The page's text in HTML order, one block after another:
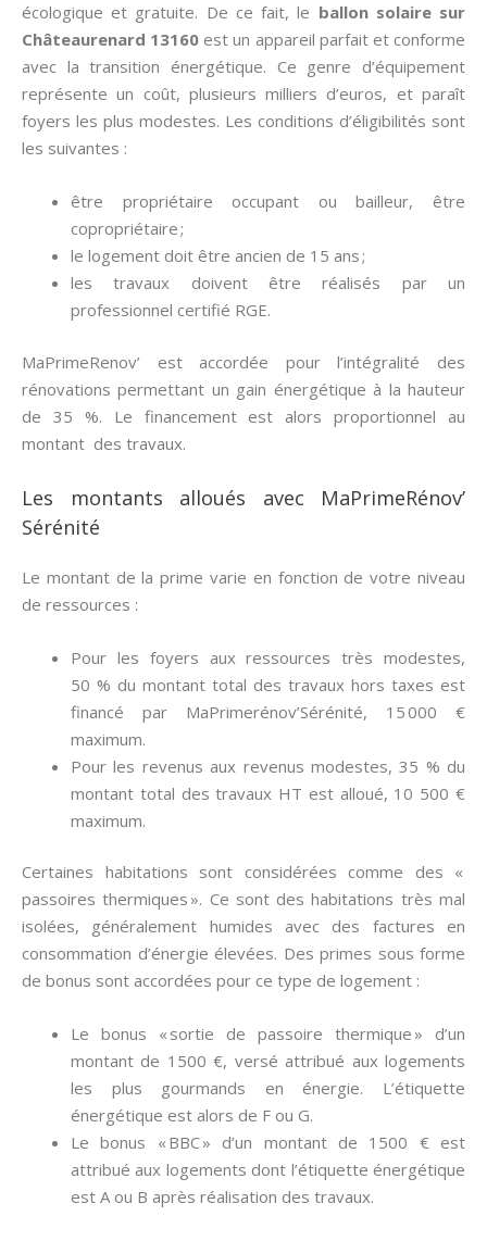
écologique et gratuite. De ce fait, le ballon solaire sur
Châteaurenard 13160 est un appareil parfait et conforme
avec la transition énergétique. Ce genre d’équipement
représente un coût, plusieurs milliers d’euros, et paraît
foyers les plus modestes. Les conditions d’éligibilités sont
les suivantes :
être propriétaire occupant ou bailleur, être
copropriétaire ;
le logement doit être ancien de 15 ans ;
les travaux doivent être réalisés par un
professionnel certifié RGE.
MaPrimeRenov’ est accordée pour l’intégralité des
rénovations permettant un gain énergétique à la hauteur
de 35 %. Le financement est alors proportionnel au
montant des travaux.
Les montants alloués avec MaPrimeRénov’
Sérénité
Le montant de la prime varie en fonction de votre niveau
de ressources :
Pour les foyers aux ressources très modestes,
50 % du montant total des travaux hors taxes est
financé par MaPrimerénov’Sérénité, 15 000 €
maximum.
Pour les revenus aux revenus modestes, 35 % du
montant total des travaux HT est alloué, 10 500 €
maximum.
Certaines habitations sont considérées comme des «
passoires thermiques ». Ce sont des habitations très mal
isolées, généralement humides avec des factures en
consommation d’énergie élevées. Des primes sous forme
de bonus sont accordées pour ce type de logement :
Le bonus « sortie de passoire thermique » d’un
montant de 1500 €, versé attribué aux logements
les plus gourmands en énergie. L’étiquette
énergétique est alors de F ou G.
Le bonus « BBC » d’un montant de 1500 € est
attribué aux logements dont l’étiquette énergétique
est A ou B après réalisation des travaux.